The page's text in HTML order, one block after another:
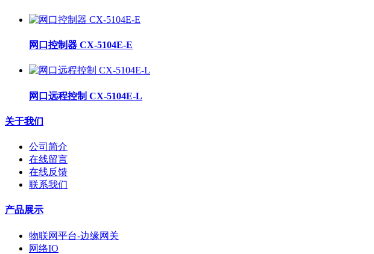
网口控制器 CX-5104E-E
网口远程控制 CX-5104E-L
关于我们
公司简介
在线留言
在线反馈
联系我们
产品展示
物联网平台-边缘网关
网络IO